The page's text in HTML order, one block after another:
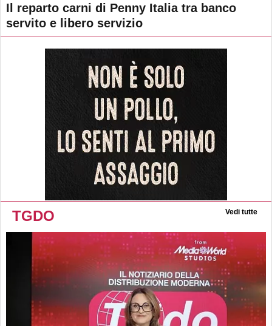
Il reparto carni di Penny Italia tra banco
servito e libero servizio
TGDO Vedi tutte